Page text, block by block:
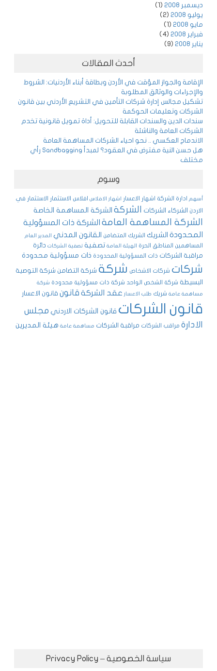
ديسمبر 2008
(1)
يوليو 2008
(2)
مايو 2008
(1)
فبراير 2008
(4)
يناير 2008
(9)
أحدث المقالات
الإقامة والجواز المؤقت في الأردن وبطاقة أبناء الأردنيات: الشروط
والإجراءات والوثائق المطلوبة
تشكيل مجالس إدارة شركات التأمين في التشريع الأردني بين قانون
الشركات وتعليمات الحوكمة
سندات الدين والسندات القابلة للتحويل: أداة تمويل قانونية تخدم
الشركات العامة والناشئة
الاندماج العكسي .. نحو احياء الشركات المساهمة العامة
هل حسن النية مفترض في العقود؟ لمبدأ Sandbagging رأي
مختلف
وسوم
أسهم ادارة الشركة اشهار الاعسار اشهار الافلاس افلاس الاستثمار
الاستثمار في
الاردن
الشركاء الشركات الشركة الشركة المساهمة الخاصة
الشركة المساهمة العامة الشركة ذات المسؤولية
المحدودة الشريك الشريك المتضامن القانون المدني المدير العام
المساهمين المناطق الحرة الهيئة العامة تصفية تصفية الشركات دائرة
مراقبة الشركات ذات المسؤولية المحدودة ذات مسؤولية محدودة
شركات شركات الاشخاص شركة شركة التضامن شركة التوصية
البسيطة شركة الشخص الواحد شركة ذات مسؤولية محدودة شركة
مساهمة عامة شريك طلب الاعسار عقد الشركة قانون قانون الاعسار
قانون الشركات قانون الشركات الاردني مجلس
الادارة مراقب الشركات مراقبة الشركات مساهمة عامة هيئة المديرين
سياسة الخصوصية – Privacy Policy